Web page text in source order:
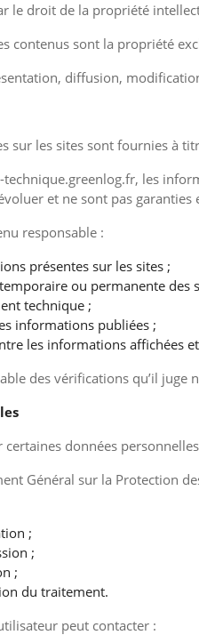
le droit de la propriété
contenus sont la propriété
diffusion,
sur les sites sont fournies à
les
et ne sont pas garanties
responsable :
présentes sur les sites ;
ou permanente des
technique ;
informations publiées ;
les informations affichées
des vérifications qu’il juge
certaines données
Général sur la Protection
;
;
;
du traitement.
peut contacter :